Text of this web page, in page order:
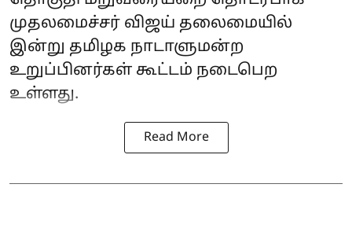
முதலமைச்சர் விஜய் தலைமையில்
இன்று தமிழக நாடாளுமன்ற
உறுப்பினர்கள் கூட்டம் நடைபெற
உள்ளது.
Read More